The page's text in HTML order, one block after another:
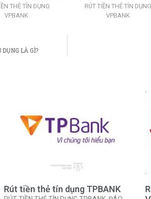
THẺ TÍN DỤNG
VPBANK
RÚT TIỀN THẺ TÍN DỤNG
VPBANK
LÀ GÌ?
Rút tiền thẻ tín dụng TPBANK